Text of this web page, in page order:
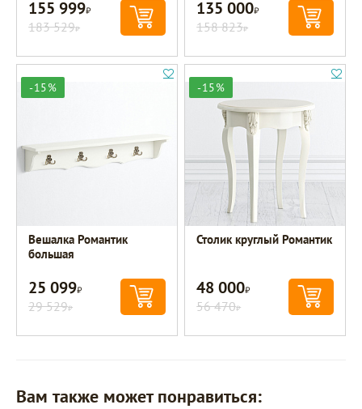
155 999Р
183 529Р
135 000Р
158 823Р
-15%
Вешалка Романтик
большая
25 099Р
29 529Р
-15%
Столик круглый Романтик
48 000Р
56 470Р
Вам также может понравиться: